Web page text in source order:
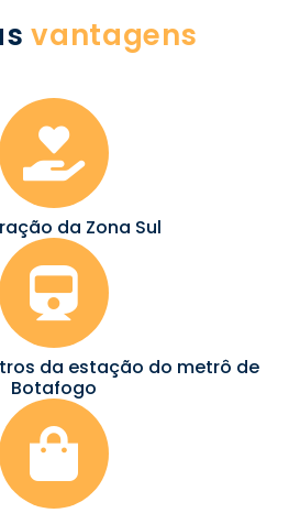
vantagens
da Zona Sul
da estação do metrô de
Botafogo